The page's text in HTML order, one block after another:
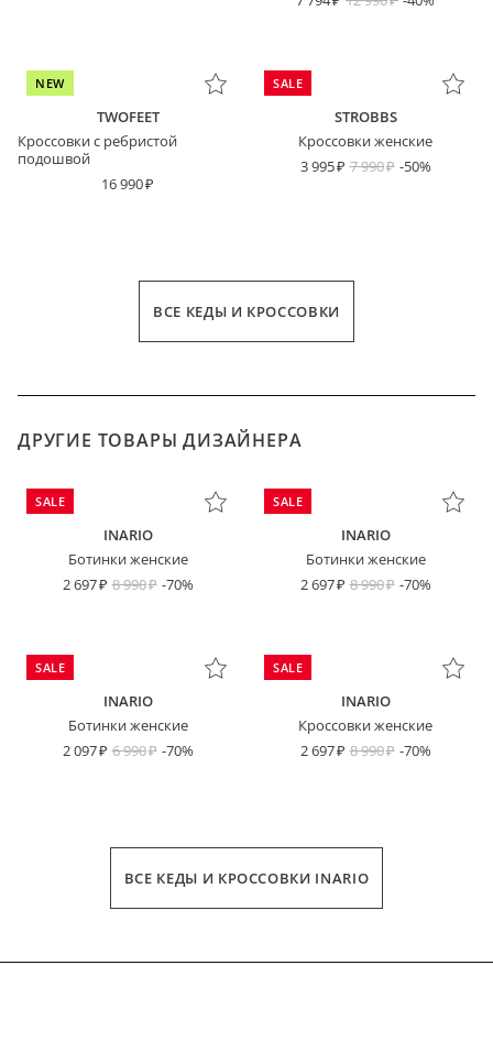
NEW
TWOFEET
Кроссовки с ребристой
подошвой
16 990
SALE
STROBBS
Кроссовки женские
3 995
7 990 -50%
ВСЕ КЕДЫ И КРОССОВКИ
ДРУГИЕ ТОВАРЫ ДИЗАЙНЕРА
SALE
INARIO
Ботинки женские
2 697
8 990 -70%
SALE
INARIO
Ботинки женские
2 697
8 990 -70%
SALE
INARIO
Ботинки женские
2 097
6 990 -70%
SALE
INARIO
Кроссовки женские
2 697
8 990 -70%
ВСЕ КЕДЫ И КРОССОВКИ INARIO